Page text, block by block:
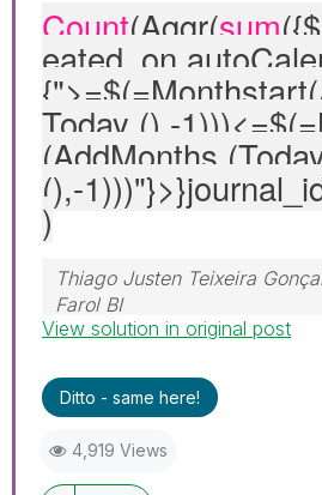
Count(Aggr(sum
Today (),-
(AddMonths
(),-1)))"
)
Thiago Justen Teixeira
Farol BI
WhatsApp: 24 98152-1675
View solution in original post
Ditto - same here!
4,919 Views